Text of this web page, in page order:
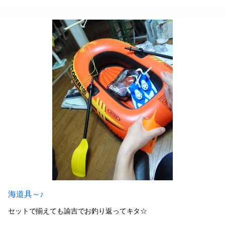
海道具～♪
セットで揃えても諭吉でお釣り返ってキタ☆